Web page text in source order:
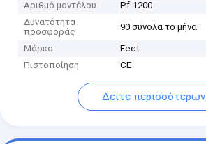
Αριθμό μοντέλου
Pf-1200
Δυνατότητα
προσφοράς
90 σύνολα το μήνα
Μάρκα
Fect
Πιστοποίηση
CE
Δείτε περισσότερων